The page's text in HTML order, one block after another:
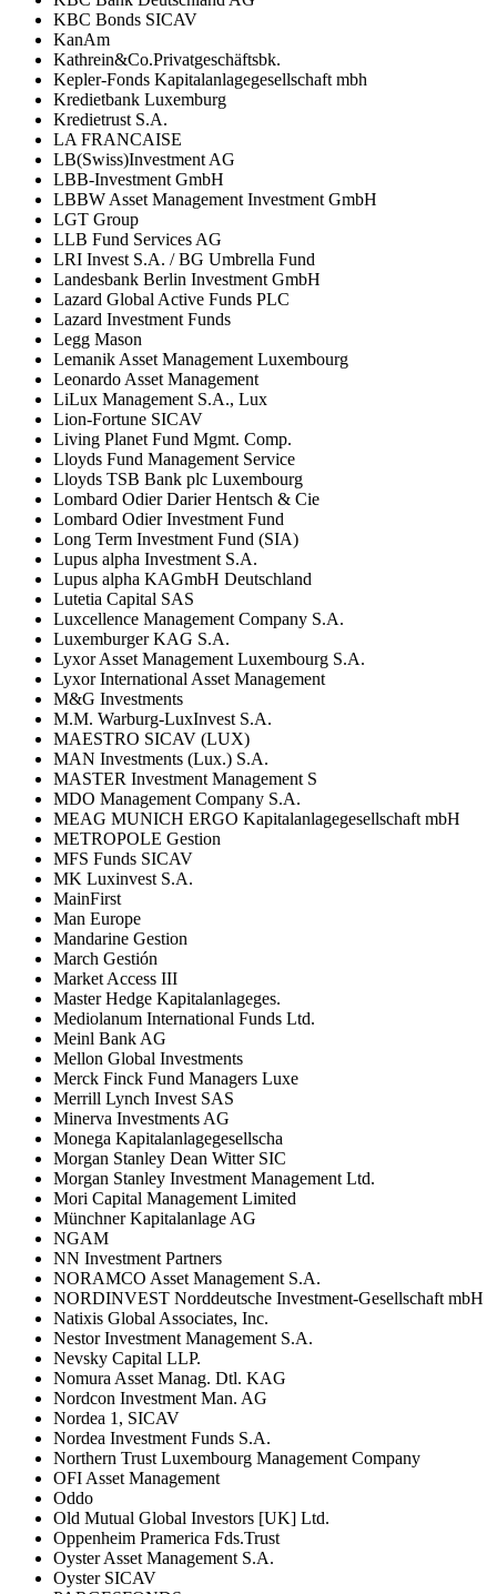
KBC Bonds SICAV
KanAm
Kathrein&Co.Privatgeschäftsbk.
Kepler-Fonds Kapitalanlagegesellschaft mbh
Kredietbank Luxemburg
Kredietrust S.A.
LA FRANCAISE
LB(Swiss)Investment AG
LBB-Investment GmbH
LBBW Asset Management Investment GmbH
LGT Group
LLB Fund Services AG
LRI Invest S.A. / BG Umbrella Fund
Landesbank Berlin Investment GmbH
Lazard Global Active Funds PLC
Lazard Investment Funds
Legg Mason
Lemanik Asset Management Luxembourg
Leonardo Asset Management
LiLux Management S.A., Lux
Lion-Fortune SICAV
Living Planet Fund Mgmt. Comp.
Lloyds Fund Management Service
Lloyds TSB Bank plc Luxembourg
Lombard Odier Darier Hentsch & Cie
Lombard Odier Investment Fund
Long Term Investment Fund (SIA)
Lupus alpha Investment S.A.
Lupus alpha KAGmbH Deutschland
Lutetia Capital SAS
Luxcellence Management Company S.A.
Luxemburger KAG S.A.
Lyxor Asset Management Luxembourg S.A.
Lyxor International Asset Management
M&G Investments
M.M. Warburg-LuxInvest S.A.
MAESTRO SICAV (LUX)
MAN Investments (Lux.) S.A.
MASTER Investment Management S
MDO Management Company S.A.
MEAG MUNICH ERGO Kapitalanlagegesellschaft mbH
METROPOLE Gestion
MFS Funds SICAV
MK Luxinvest S.A.
MainFirst
Man Europe
Mandarine Gestion
March Gestión
Market Access III
Master Hedge Kapitalanlageges.
Mediolanum International Funds Ltd.
Meinl Bank AG
Mellon Global Investments
Merck Finck Fund Managers Luxe
Merrill Lynch Invest SAS
Minerva Investments AG
Monega Kapitalanlagegesellscha
Morgan Stanley Dean Witter SIC
Morgan Stanley Investment Management Ltd.
Mori Capital Management Limited
Münchner Kapitalanlage AG
NGAM
NN Investment Partners
NORAMCO Asset Management S.A.
NORDINVEST Norddeutsche Investment-Gesellschaft mbH
Natixis Global Associates, Inc.
Nestor Investment Management S.A.
Nevsky Capital LLP.
Nomura Asset Manag. Dtl. KAG
Nordcon Investment Man. AG
Nordea 1, SICAV
Nordea Investment Funds S.A.
Northern Trust Luxembourg Management Company
OFI Asset Management
Oddo
Old Mutual Global Investors [UK] Ltd.
Oppenheim Pramerica Fds.Trust
Oyster Asset Management S.A.
Oyster SICAV